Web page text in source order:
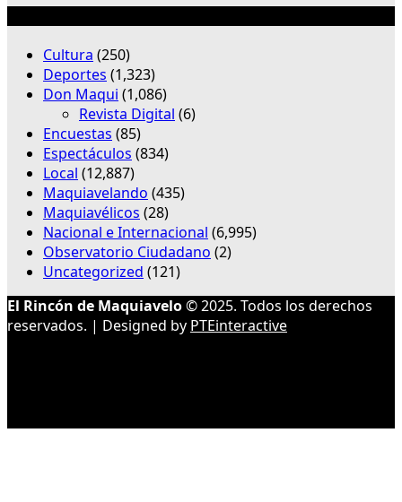
Cultura (250)
Deportes (1,323)
Don Maqui (1,086)
Revista Digital (6)
Encuestas (85)
Espectáculos (834)
Local (12,887)
Maquiavelando (435)
Maquiavélicos (28)
Nacional e Internacional (6,995)
Observatorio Ciudadano (2)
Uncategorized (121)
El Rincón de Maquiavelo© 2025. Todos los derechos
reservados. | Designed by PTEinteractive